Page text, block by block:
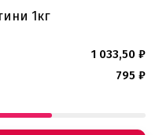
1кг
1 033,50 ₽
795 ₽